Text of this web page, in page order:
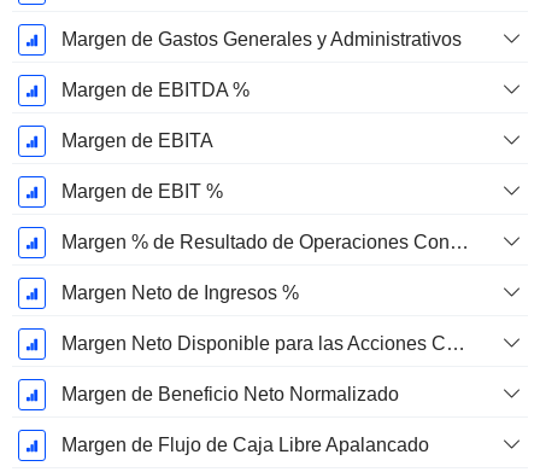
Margen de Gastos Generales y Administrativos
Margen de EBITDA %
Margen de EBITA
Margen de EBIT %
Margen % de Resultado de Operaciones Continuas
Margen Neto de Ingresos %
Margen Neto Disponible para las Acciones Comunes %
Margen de Beneficio Neto Normalizado
Margen de Flujo de Caja Libre Apalancado